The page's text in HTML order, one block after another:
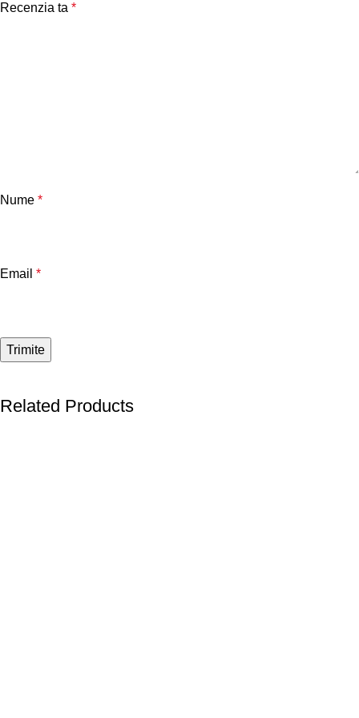
Recenzia ta *
Nume *
Email *
Related Products